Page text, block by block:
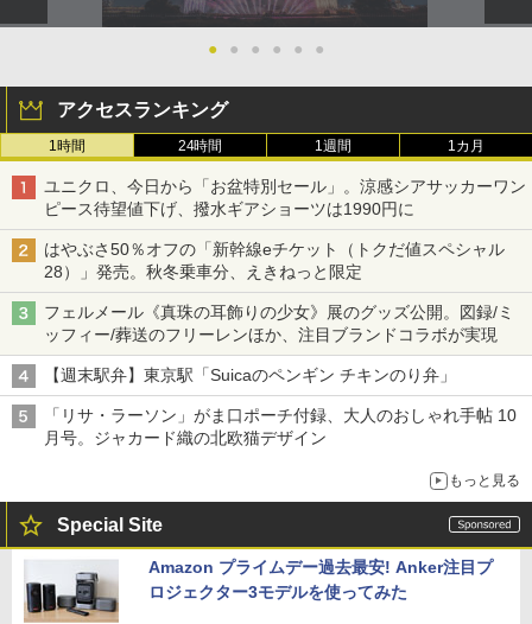
● ● ● ● ● ●
アクセスランキング
1時間 24時間 1週間 1カ月
ユニクロ、今日から「お盆特別セール」。涼感シアサッカーワン
ピース待望値下げ、撥水ギアショーツは1990円に
はやぶさ50％オフの「新幹線eチケット（トクだ値スペシャル
28）」発売。秋冬乗車分、えきねっと限定
フェルメール《真珠の耳飾りの少女》展のグッズ公開。図録/ミ
ッフィー/葬送のフリーレンほか、注目ブランドコラボが実現
【週末駅弁】東京駅「Suicaのペンギン チキンのり弁」
「リサ・ラーソン」がま口ポーチ付録、大人のおしゃれ手帖 10
月号。ジャカード織の北欧猫デザイン
もっと見る
Special Site
Amazon プライムデー過去最安! Anker注目プ
ロジェクター3モデルを使ってみた